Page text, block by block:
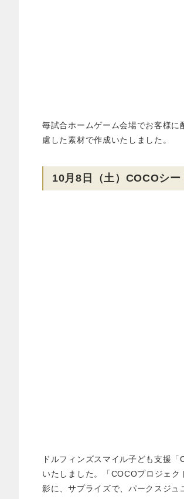
毎試合ホームゲーム会場でお客様
慮した素材で作成いたしました。
10月8日（土）COCOシー
ドルフィンズスマイル子ども支援
いたしました。「COCOプロジェ
影に、サプライズで、パークスジュ